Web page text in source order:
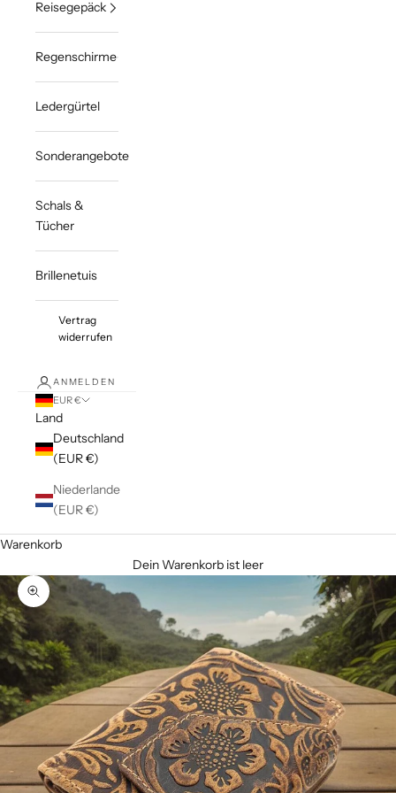
Reisegepäck
Regenschirme
Ledergürtel
Sonderangebote
Schals &
Tücher
Brillenetuis
Vertrag
widerrufen
ANMELDEN
EUR €
Land
Deutschland
(EUR €)
Niederlande
(EUR €)
Warenkorb
Dein Warenkorb ist leer
Bild vergrößern